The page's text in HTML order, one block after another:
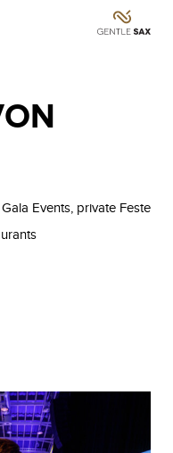
Events, private Feste